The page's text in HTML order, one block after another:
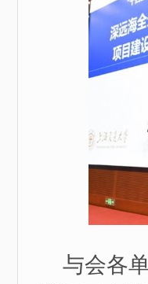
与会各